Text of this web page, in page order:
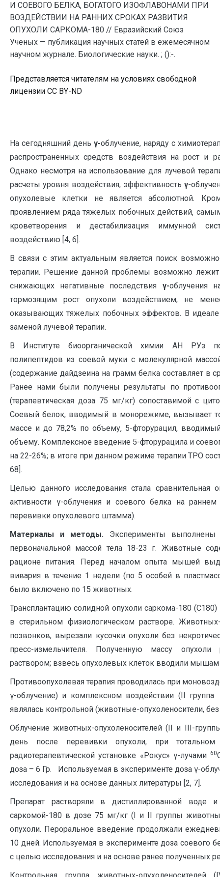
И СОЕВОГО БЕЛКА, БОГАТОГО ИЗОФЛАВОНАМИ ПРИ
ВОЗДЕЙСТВИИ НА РАННИХ СРОКАХ РАЗВИТИЯ
ОПУХОЛИ САРКОМА-180 // Евразийский Союз
Ученых — публикация научных статей в ежемесячном
научном журнале. Биологические науки. ; ():-.
Представляется читателям на условиях свободной
лицензии CC BY-ND
На сегодняшний день γ-облучение, наряду с
распространенных средств воздействия на рост и
Однако несмотря на использование для лучевой
расчеты уровня воздействия, эффективностьγ-
опухолевые клетки не является абсолютной.
проявлением ряда тяжелых побочных действий,
кроветворения и дестабилизация иммунной
воздействию [4, 6].
В связи с этим актуальным является поиск
терапии. Решение данной проблемы возможно
снижающих негативные последствия γ-облучения
тормозящим рост опухоли воздействием, не
оказывающих тяжелых побочных эффектов. В идеале
заменой лучевой терапии.
В Институте биоорганической химии АН РУз
полипептидов из соевой муки с молекулярной
(содержание дайдзеина на грамм белка составляет в
Ранее нами были получены результаты по
(терапевтическая доза 75 мг/кг) сопоставимой с
Соевый белок, вводимый в монорежиме, вызывает
массе и до 78,2% по объему, 5-фторурацил,
объему. Комплексное введение 5-фторурацила и
на 22-26%; в итоге при данном режиме терапии ТРО
68].
Целью данного исследования стала сравнительная
активности γ-облучения и соевого белка на
перевивки опухолевого штамма).
Материалы и методы. Эксперименты
первоначальной массой тела 18-23 г. Животные
рационе питания. Перед началом опыта мышей
вивария в течение 1 недели (по 5 особей в
было включено по 15 животных.
Трансплантацию солидной опухоли саркома-180
в стерильном физиологическом растворе.
позвонков, вырезали кусочки опухоли без
пресс-измельчителя. Полученную массу
раствором; взвесь опухолевых клеток вводили
Противоопухолевая терапия проводилась при
γ-облучение) и комплексном воздействии (II
являлась контрольной (животные-опухоленосители,
Облучение животных-опухоленосителей (II и III-
день после перевивки опухоли, при
радиотерапевтической установке «Рокус» γ-лучами 60
доза – 6 Гр. Используемая в эксперименте доза γ-
исследования и на основе данных литературы [2, 7].
Препарат растворяли в дистиллированной
саркомой-180 в дозе 75 мг/кг (I и II группы
опухоли. Пероральное введение продолжали
10 дней. Используемая в эксперименте доза соевого
с целью исследования и на основе ранее полученных